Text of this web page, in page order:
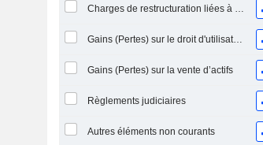
Charges de restructuration liées à l’intégration d’une nouvelle activité (Fusions, Acquisitions)
Gains (Pertes) sur le droit d'utilisation d'actifs
Gains (Pertes) sur la vente d’actifs
Règlements judiciaires
Autres éléments non courants